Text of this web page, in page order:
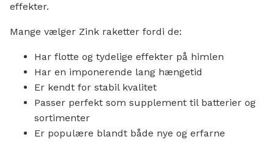
effekter.
Mange vælger Zink raketter fordi de:
Har flotte og tydelige effekter på himlen
Har en imponerende lang hængetid
Er kendt for stabil kvalitet
Passer perfekt som supplement til batterier og
sortimenter
Er populære blandt både nye og erfarne